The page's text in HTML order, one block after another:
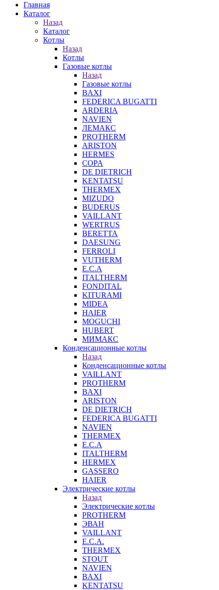
Главная
Каталог
Назад
Каталог
Котлы
Назад
Котлы
Газовые котлы
Назад
Газовые котлы
BAXI
FEDERICA BUGATTI
ARDERIA
NAVIEN
ЛЕМАКС
PROTHERM
ARISTON
HERMES
COPA
DE DIETRICH
KENTATSU
THERMEX
MIZUDO
BUDERUS
VAILLANT
WERTRUS
BERETTA
DAESUNG
FERROLI
VUTHERM
E.C.A
ITALTHERM
FONDITAL
KITURAMI
MIDEA
HAIER
MOGUCHI
HUBERT
МИМАКС
Конденсационные котлы
Назад
Конденсационные котлы
VAILLANT
PROTHERM
BAXI
ARISTON
DE DIETRICH
FEDERICA BUGATTI
NAVIEN
THERMEX
E.C.A
ITALTHERM
HERMEX
GASSERO
HAIER
Электрические котлы
Назад
Электрические котлы
PROTHERM
ЭВАН
VAILLANT
E.C.A.
THERMEX
STOUT
NAVIEN
BAXI
KENTATSU